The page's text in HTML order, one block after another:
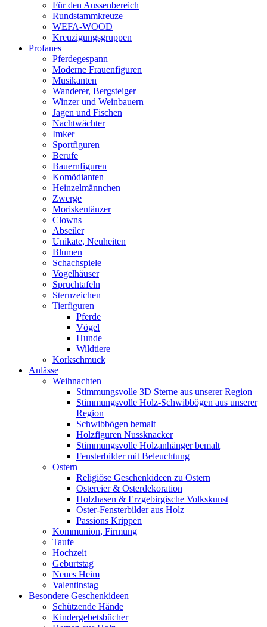
Für den Aussenbereich
Rundstammkreuze
WEFA-WOOD
Kreuzigungsgruppen
Profanes
Pferdegespann
Moderne Frauenfiguren
Musikanten
Wanderer, Bergsteiger
Winzer und Weinbauern
Jagen und Fischen
Nachtwächter
Imker
Sportfiguren
Berufe
Bauernfiguren
Komödianten
Heinzelmännchen
Zwerge
Moriskentänzer
Clowns
Abseiler
Unikate, Neuheiten
Blumen
Schachspiele
Vogelhäuser
Spruchtafeln
Sternzeichen
Tierfiguren
Pferde
Vögel
Hunde
Wildtiere
Korkschmuck
Anlässe
Weihnachten
Stimmungsvolle 3D Sterne aus unserer Region
Stimmungsvolle Holz-Schwibbögen aus unserer
Region
Schwibbögen bemalt
Holzfiguren Nussknacker
Stimmungsvolle Holzanhänger bemalt
Fensterbilder mit Beleuchtung
Ostern
Religiöse Geschenkideen zu Ostern
Ostereier & Osterdekoration
Holzhasen & Erzgebirgische Volkskunst
Oster-Fensterbilder aus Holz
Passions Krippen
Kommunion, Firmung
Taufe
Hochzeit
Geburtstag
Neues Heim
Valentinstag
Besondere Geschenkideen
Schützende Hände
Kindergebetsbücher